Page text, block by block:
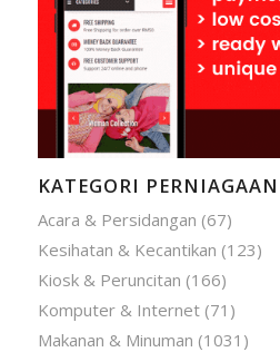
KATEGORI PERNIAGAAN
Acara & Persidangan (67)
Kesihatan & Kecantikan (123)
Kiosk & Peruncitan (166)
Komputer & Internet(71)
Makanan & Minuman (1031)